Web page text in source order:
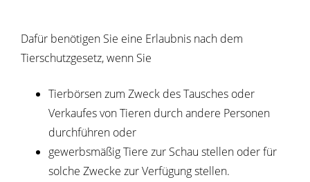
Dafür benötigen Sie eine Erlaubnis nach dem
Tierschutzgesetz, wenn Sie
Tierbörsen zum Zweck des Tausches oder
Verkaufes von Tieren durch andere Personen
durchführen oder
gewerbsmäßig Tiere zur Schau stellen oder für
solche Zwecke zur Verfügung stellen.